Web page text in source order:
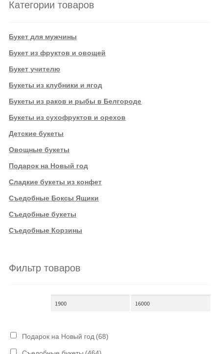
Категории товаров
Букет для мужчины
Букет из фруктов и овощей
Букет учителю
Букеты из клубники и ягод
Букеты из раков и рыбы в Белгороде
Букеты из сухофруктов и орехов
Детские букеты
Овощные букеты
Подарок на Новый год
Сладкие букеты из конфет
Съедобные Боксы Ящики
Съедобные букеты
Съедобные Корзины
Фильтр товаров
Подарок на Новый год (68)